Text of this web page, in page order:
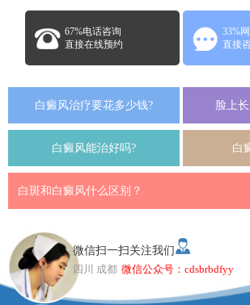
67%电话咨询
直接在线预约
33%
直接
白癜风治疗要花多少钱? 脸上
白癜风能治好吗? 白
白斑和白癜风什么区别？
微信扫一扫关注我们
四川 成都 微信公众号：cdsbrbdfyy